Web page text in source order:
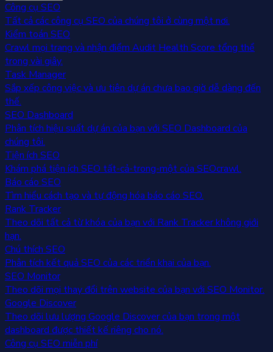
Công cụ SEO
Tất cả các công cụ SEO của chúng tôi ở cùng một nơi.
Kiểm toán SEO
Crawl mọi trang và nhận điểm Audit Health Score tổng thể
trong vài giây.
Task Manager
Sắp xếp công việc và ưu tiên dự án chưa bao giờ dễ dàng đến
thế.
SEO Dashboard
Phân tích hiệu suất dự án của bạn với SEO Dashboard của
chúng tôi.
Tiện ích SEO
Khám phá tiện ích SEO tất-cả-trong-một của SEOcrawl.
Báo cáo SEO
Tìm hiểu cách tạo và tự động hóa báo cáo SEO.
Rank Tracker
Theo dõi tất cả từ khóa của bạn với Rank Tracker không giới
hạn.
Chú thích SEO
Phân tích kết quả SEO của các triển khai của bạn.
SEO Monitor
Theo dõi mọi thay đổi trên website của bạn với SEO Monitor.
Google Discover
Theo dõi lưu lượng Google Discover của bạn trong một
dashboard được thiết kế riêng cho nó.
Công cụ SEO miễn phí